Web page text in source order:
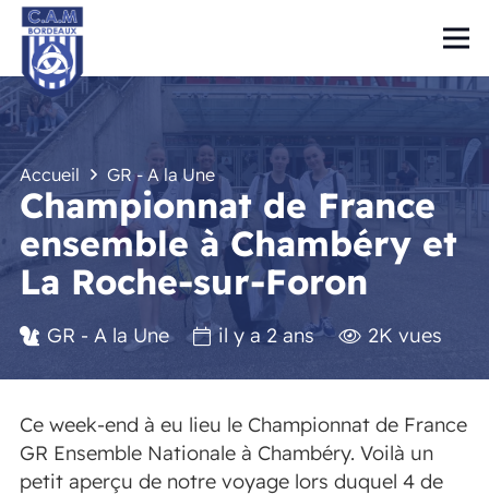
Accueil GR - A la Une
Championnat de France
ensemble à Chambéry et
La Roche-sur-Foron
GR - A la Une il y a 2 ans 2K vues
Ce week-end à eu lieu le Championnat de France
GR Ensemble Nationale à Chambéry. Voilà un
petit aperçu de notre voyage lors duquel 4 de